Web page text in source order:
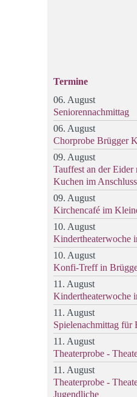
Termine
06. August
Seniorennachmittag
06. August
Chorprobe Brügger
09. August
Tauffest an der
Kuchen im Anschluss
09. August
Kirchencafé im
10. August
Kindertheaterwoche
10. August
Konfi-Treff in
11. August
Kindertheaterwoche
11. August
Spielenachmittag für
11. August
Theaterprobe -
11. August
Theaterprobe -
Jugendliche